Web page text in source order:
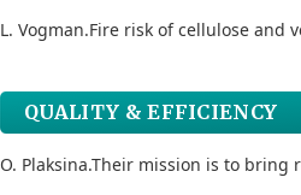
L. Vogman.Fire risk of cellulose and
QUALITY & EFFICIENCY
O. Plaksina.Their mission is to bring